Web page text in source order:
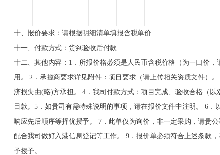
十、报价要求：请根据明细清单填报含税单价
十一、付款方式：货到验收后付款
十二、其他内容：1．所报价格必须是人民币含税价格（为一口价
用。 2．承揽商要求详见附件：项目要求（请上传相关资质文件）
济损失由(略)方承担。 4．我司付款方式：项目完成、验收合格（
目款。5．如贵司有需特殊说明的事项，请在报价文件中注明。 6
响应先后顺序等择优授予。 7．此单仅为询价，非一定采购，请贵
配合我司做好入港信息登记等工作。 9．报价单必须符合上述条款
予授予。